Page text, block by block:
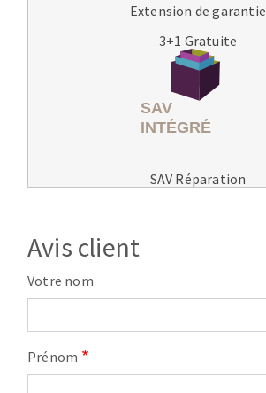
Extension de garantie
3+1 Gratuite
SAV Réparation
Avis client
Votre nom
Prénom